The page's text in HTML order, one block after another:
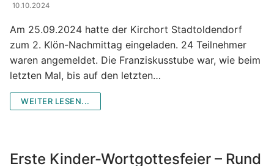
10.10.2024
Am 25.09.2024 hatte der Kirchort Stadtoldendorf
zum 2. Klön-Nachmittag eingeladen. 24 Teilnehmer
waren angemeldet. Die Franziskusstube war, wie beim
letzten Mal, bis auf den letzten…
WEITER LESEN...
Erste Kinder-Wortgottesfeier – Rund